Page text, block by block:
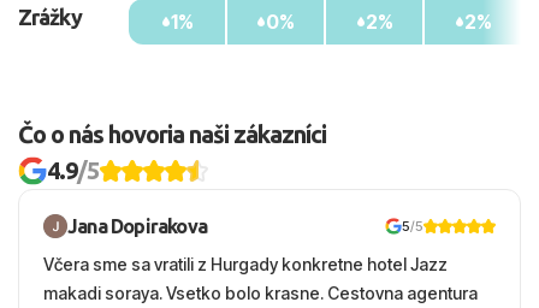
Zrážky
1%
0%
2%
2%
Čo o nás hovoria naši zákazníci
4.9/5
Jana Dopirakova 5/5
Včera sme sa vratili z Hurgady konkretne hotel Jazz
makadi soraya. Vsetko bolo krasne. Cestovna agentura